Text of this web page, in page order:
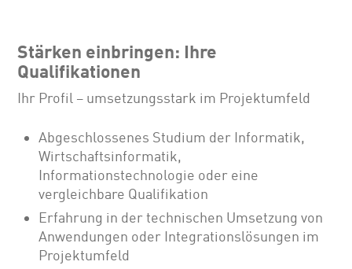
Stärken einbringen: Ihre
Qualifikationen
Ihr Profil – umsetzungsstark im Projektumfeld
Abgeschlossenes Studium der Informatik,
Wirtschaftsinformatik,
Informationstechnologie oder eine
vergleichbare Qualifikation
Erfahrung in der technischen Umsetzung von
Anwendungen oder Integrationslösungen im
Projektumfeld